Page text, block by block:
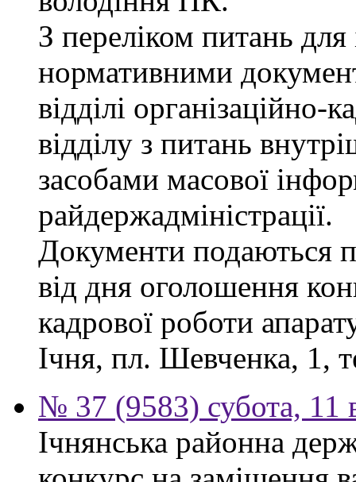
З переліком питань
нормативними
відділі організаційно-
відділу з питань
засобами масової
райдержадміністрації.
Документи подаються
від дня оголошення
кадрової роботи
Ічня, пл. Шевченка, 1,
№ 37 (9583) субота, 11
Ічнянська районна